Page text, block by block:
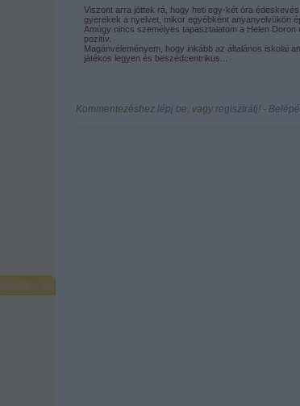
Viszont arra jöttek rá, hogy heti egy-két óra
gyerekek a nyelvet, mikor egyébként anyanyelvükön
Amúgy nincs személyes tapasztalatom a Helen
pozitív.
Magánvéleményem, hogy inkább az általános iskolai
játékos legyen és beszédcentrikus...
Kommentezéshez lépj be, vagy regisztrálj! ‐